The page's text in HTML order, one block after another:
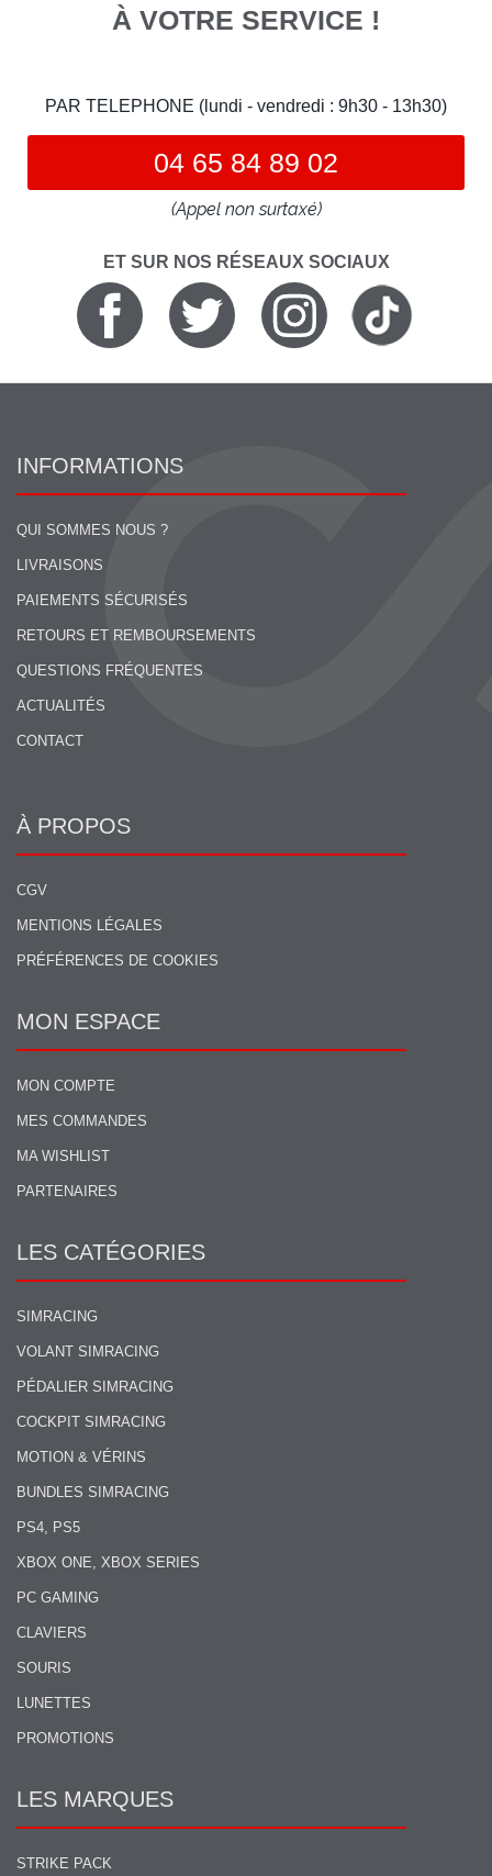
À VOTRE SERVICE !
PAR TELEPHONE (lundi - vendredi : 9h30 - 13h30)
04 65 84 89 02
(Appel non surtaxé)
ET SUR NOS RÉSEAUX SOCIAUX
INFORMATIONS
QUI SOMMES NOUS ?
LIVRAISONS
PAIEMENTS SÉCURISÉS
RETOURS ET REMBOURSEMENTS
QUESTIONS FRÉQUENTES
ACTUALITÉS
CONTACT
À PROPOS
CGV
MENTIONS LÉGALES
PRÉFÉRENCES DE COOKIES
MON ESPACE
MON COMPTE
MES COMMANDES
MA WISHLIST
PARTENAIRES
LES CATÉGORIES
SIMRACING
VOLANT SIMRACING
PÉDALIER SIMRACING
COCKPIT SIMRACING
MOTION & VÉRINS
BUNDLES SIMRACING
PS4, PS5
XBOX ONE, XBOX SERIES
PC GAMING
CLAVIERS
SOURIS
LUNETTES
PROMOTIONS
LES MARQUES
STRIKE PACK